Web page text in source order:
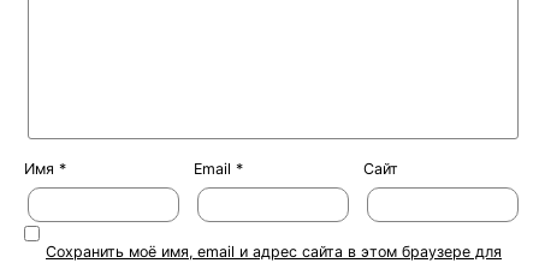
Имя * Email * Сайт
Сохранить моё имя, email и адрес сайта в этом браузере для